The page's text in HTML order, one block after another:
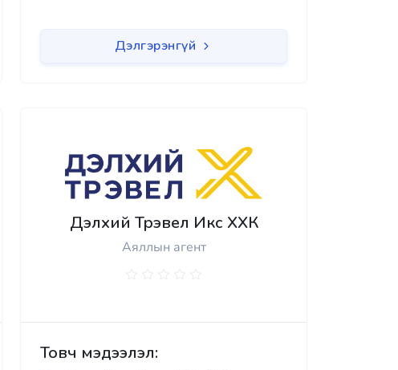
Дэлгэрэнгүй
Дэлхий Трэвел Икс ХХК
Аяллын агент
Товч мэдээлэл: